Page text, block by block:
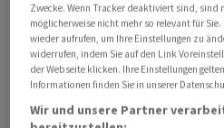
Damit falle der Blick nach
heisst es in einer Mitteilung
sich die Exportstimmung seit
herausfordernd bleibe, sei die
Zwecke. Wenn Tracker deaktiviert sind, sind
möglicherweise nicht mehr so relevant für
wieder aufrufen, um Ihre Einstellungen zu
widerrufen, indem Sie auf den Link
der Webseite klicken. Ihre Einstellungen
Informationen finden Sie in unserer
Wir und unsere Partner